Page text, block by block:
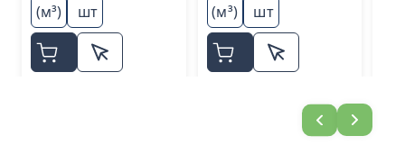
(м³)
шт
(м³)
шт